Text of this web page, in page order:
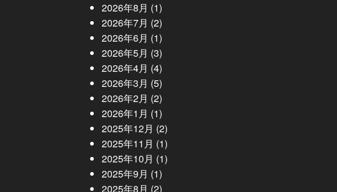
2026年8月 (1)
2026年7月 (2)
2026年6月 (1)
2026年5月 (3)
2026年4月 (4)
2026年3月 (5)
2026年2月 (2)
2026年1月 (1)
2025年12月 (2)
2025年11月 (1)
2025年10月 (1)
2025年9月 (1)
2025年8月 (2)